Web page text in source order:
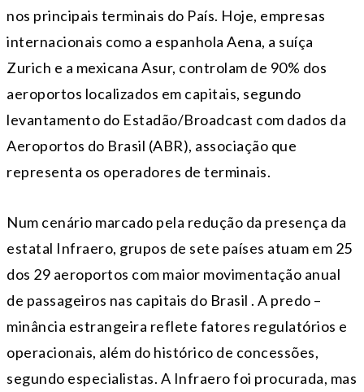
nos principais terminais do País. Hoje, empresas
internacionais como a espanhola Aena, a suíça
Zurich e a mexicana Asur, controlam de 90% dos
aeroportos localizados em capitais, segundo
levantamento do Estadão/Broadcast com dados da
Aeroportos do Brasil (ABR), associação que
representa os operadores de terminais.
Num cenário marcado pela redução da presença da
estatal Infraero, grupos de sete países atuam em 25
dos 29 aeroportos com maior movimentação anual
de passageiros nas capitais do Brasil . A predo –
minância estrangeira reflete fatores regulatórios e
operacionais, além do histórico de concessões,
segundo especialistas. A Infraero foi procurada, mas